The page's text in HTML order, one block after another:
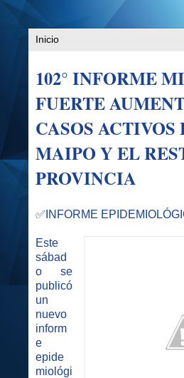
102° INFORME
FUERTE
CASOS
MAIPO Y EL
PROVINCIA
✅INFORME
Este
sábad
o se
publicó
un
nuevo
inform
e
epide
miológi